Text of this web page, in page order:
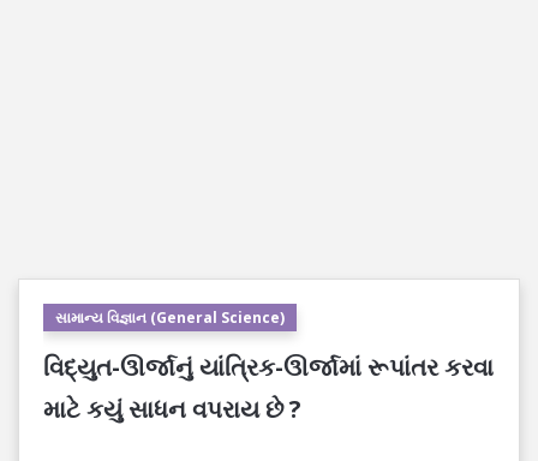
સામાન્ય વિજ્ઞાન (General Science)
વિદ્યુત-ઊર્જાનું યાંત્રિક-ઊર્જામાં રૂપાંતર કરવા
માટે કયું સાધન વપરાય છે ?